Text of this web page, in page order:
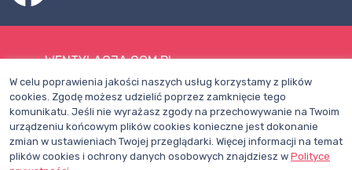
WENTYLACJA.COM.PL
Mapa witryny
Regulamin
Polityka Prywatności
W celu poprawienia jakości naszych usług korzystamy z plików
cookies. Zgodę możesz udzielić poprzez zamknięcie tego
komunikatu. Jeśli nie wyrażasz zgody na przechowywanie na Twoim
urządzeniu końcowym plików cookies konieczne jest dokonanie
zmian w ustawieniach Twojej przeglądarki. Więcej informacji na temat
plików cookies i ochrony danych osobowych znajdziesz w Polityce